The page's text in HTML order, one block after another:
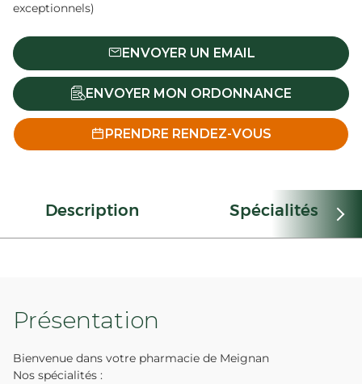
exceptionnels)
ENVOYER UN EMAIL
ENVOYER MON ORDONNANCE
PRENDRE RENDEZ-VOUS
Description Spécialités
Présentation
Bienvenue dans votre pharmacie de Meignan
Nos spécialités :